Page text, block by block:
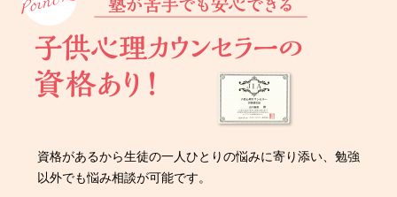
資格があるから生徒の一人ひとりの悩みに寄り添い、勉強
以外でも悩み相談が可能です。